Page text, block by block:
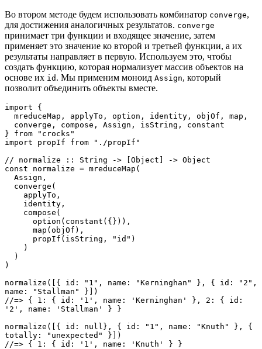
Во втором методе будем использовать комбинатор converge,
для достижения аналогичных результатов. converge
принимает три функции и входящее значение, затем
применяет это значение ко второй и третьей функции, а их
результаты направляет в первую. Используем это, чтобы
создать функцию, которая нормализует массив объектов на
основе их id . Мы применим моноид Assign, который
позволит объединить объекты вместе.
import {
} from "crocks"
import propIf from "./propIf"
// normalize :: String -> [Object] -> Object
const normalize = mreduceMap(
)
normalize([{ id: "1", name: "Kerninghan" }, { id: "2",
name: "Stallman" }])
//=> { 1: { id: '1', name: 'Kerninghan' }, 2: { id:
'2', name: 'Stallman' } }
normalize([{ id: null}, { id: "1", name: "Knuth" }, {
totally: "unexpected" }])
//=> { 1: { id: '1', name: 'Knuth' } }